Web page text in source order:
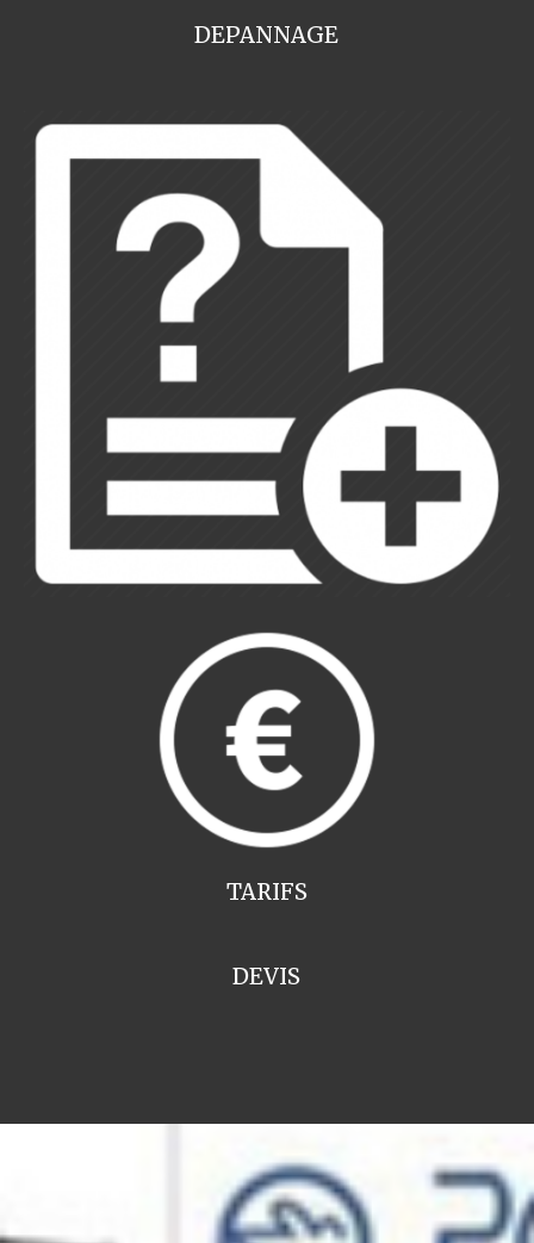
DEPANNAGE
TARIFS
DEVIS